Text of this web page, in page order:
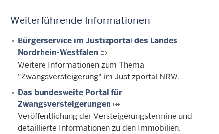
Weiterführende Informationen
Bürgerservice im Justizportal des Landes
Nordrhein-Westfalen
Weitere Informationen zum Thema
"Zwangsversteigerung" im Justizportal NRW.
Das bundesweite Portal für
Zwangsversteigerungen
Veröffentlichung der Versteigerungstermine und
detaillierte Informationen zu den Immobilien.